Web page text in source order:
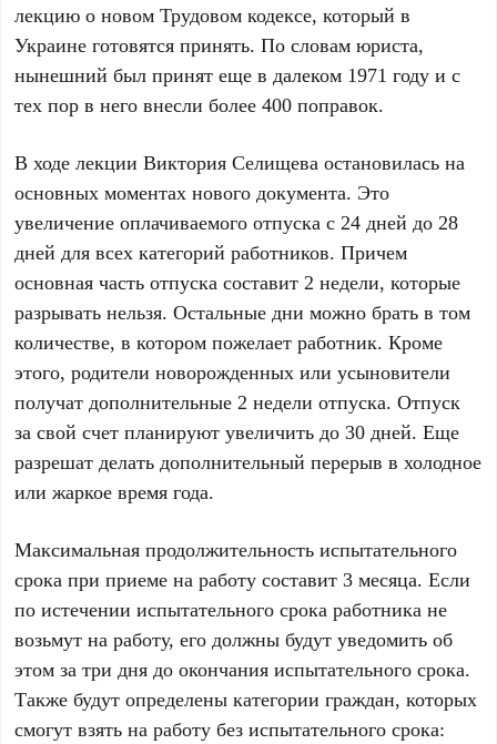
лекцию о новом Трудовом кодексе, который в
Украине готовятся принять. По словам юриста,
нынешний был принят еще в далеком 1971 году и с
тех пор в него внесли более 400 поправок.
В ходе лекции Виктория Селищева остановилась на
основных моментах нового документа. Это
увеличение оплачиваемого отпуска с 24 дней до 28
дней для всех категорий работников. Причем
основная часть отпуска составит 2 недели, которые
разрывать нельзя. Остальные дни можно брать в том
количестве, в котором пожелает работник. Кроме
этого, родители новорожденных или усыновители
получат дополнительные 2 недели отпуска. Отпуск
за свой счет планируют увеличить до 30 дней. Еще
разрешат делать дополнительный перерыв в холодное
или жаркое время года.
Максимальная продолжительность испытательного
срока при приеме на работу составит 3 месяца. Если
по истечении испытательного срока работника не
возьмут на работу, его должны будут уведомить об
этом за три дня до окончания испытательного срока.
Также будут определены категории граждан, которых
смогут взять на работу без испытательного срока: